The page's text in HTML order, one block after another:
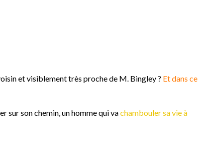
et visiblement très proche de M. Bingley ? Et dans ce
sur son chemin, un homme qui vachambouler sa vie à